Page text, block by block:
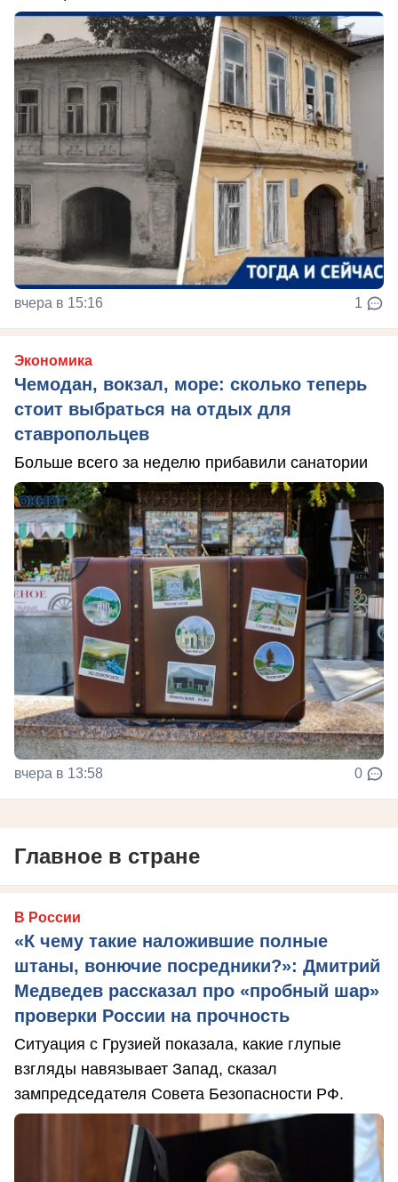
вчера в 15:16 1
Экономика
Чемодан, вокзал, море: сколько теперь
стоит выбраться на отдых для
ставропольцев
Больше всего за неделю прибавили санатории
вчера в 13:58 0
Главное в стране
В России
«К чему такие наложившие полные
штаны, вонючие посредники?»: Дмитрий
Медведев рассказал про «пробный шар»
проверки России на прочность
Ситуация с Грузией показала, какие глупые
взгляды навязывает Запад, сказал
зампредседателя Совета Безопасности РФ.